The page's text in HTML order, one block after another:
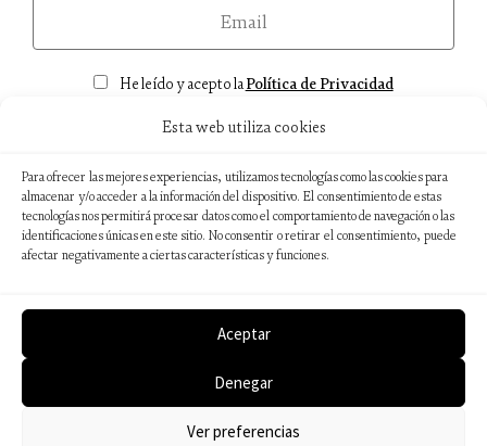
Esta web utiliza cookies
Para ofrecer las mejores experiencias, utilizamos tecnologías como las cookies para
almacenar y/o acceder a la información del dispositivo. El consentimiento de estas
tecnologías nos permitirá procesar datos como el comportamiento de navegación o las
identificaciones únicas en este sitio. No consentir o retirar el consentimiento, puede
afectar negativamente a ciertas características y funciones.
Aceptar
Denegar
Ver preferencias
ConsentimientoHe leído y acepto laPolítica de Privacidad
Aviso legal
Política de privacidad
Sostenibilidad ambiental
© 2026 Editorial Catedral
Web desarrollada por Wébico Editorial